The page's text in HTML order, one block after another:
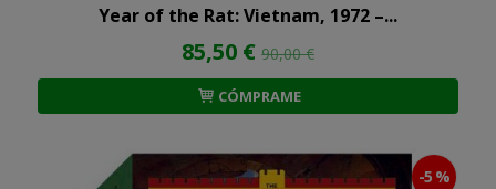
Year of the Rat: Vietnam, 1972 –...
85,50 € 90,00 €
CÓMPRAME
-5 %